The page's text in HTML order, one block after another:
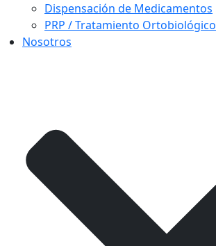
Dispensación de Medicamentos
PRP / Tratamiento Ortobiológico
Nosotros